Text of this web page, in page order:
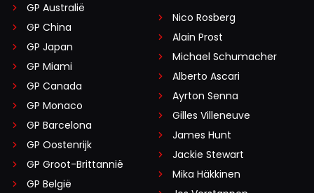
GP Australië
GP China
GP Japan
GP Miami
GP Canada
GP Monaco
GP Barcelona
GP Oostenrijk
GP Groot-Brittannië
GP België
Nico Rosberg
Alain Prost
Michael Schumacher
Alberto Ascari
Ayrton Senna
Gilles Villeneuve
James Hunt
Jackie Stewart
Mika Häkkinen